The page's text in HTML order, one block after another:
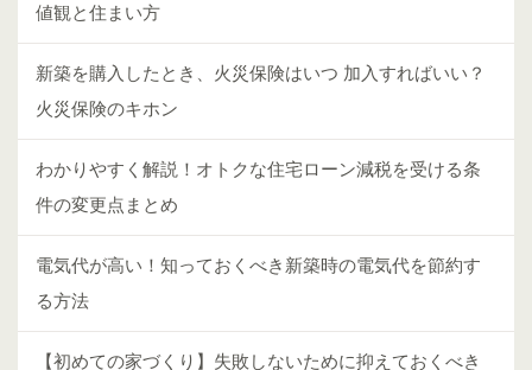
値観と住まい方
新築を購入したとき、火災保険はいつ 加入すればいい？
火災保険のキホン
わかりやすく解説！オトクな住宅ローン減税を受ける条
件の変更点まとめ
電気代が高い！知っておくべき新築時の電気代を節約す
る方法
【初めての家づくり】失敗しないために抑えておくべき